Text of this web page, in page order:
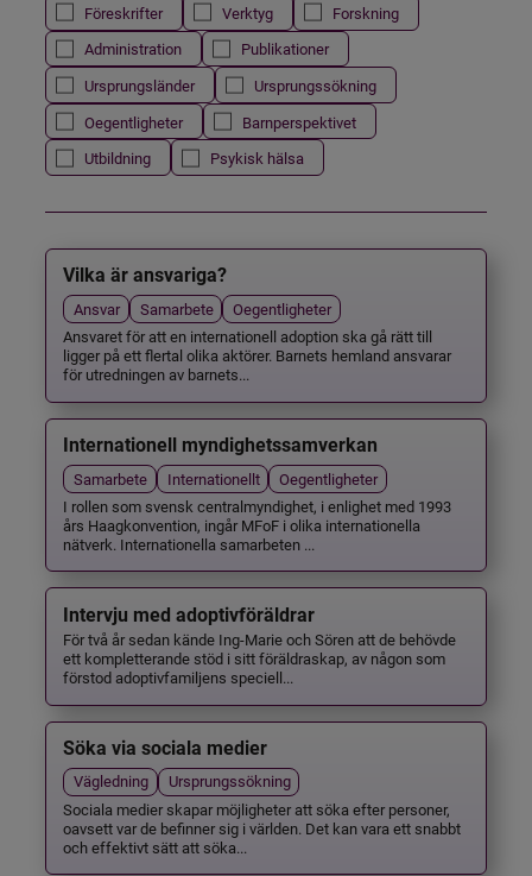
Föreskrifter
Verktyg
Forskning
Administration
Publikationer
Ursprungsländer
Ursprungssökning
Oegentligheter
Barnperspektivet
Utbildning
Psykisk hälsa
Vilka är ansvariga?
Ansvar Samarbete
Oegentligheter
Ansvaret för att en internationell adoption ska gå rätt till
ligger på ett flertal olika aktörer. Barnets hemland ansvarar
för utredningen av barnets...
Internationell myndighetssamverkan
Samarbete Internationellt
Oegentligheter
I rollen som svensk centralmyndighet, i enlighet med 1993
års Haagkonvention, ingår MFoF i olika internationella
nätverk. Internationella samarbeten ...
Intervju med adoptivföräldrar
För två år sedan kände Ing-Marie och Sören att de behövde
ett kompletterande stöd i sitt föräldraskap, av någon som
förstod adoptivfamiljens speciell...
Söka via sociala medier
Vägledning
Ursprungssökning
Sociala medier skapar möjligheter att söka efter personer,
oavsett var de befinner sig i världen. Det kan vara ett snabbt
och effektivt sätt att söka...